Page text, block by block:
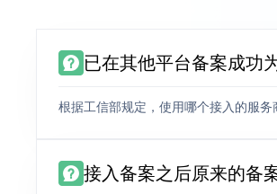
已在其他平台备案成功
根据工信部规定，使用哪个接入的服务
接入备案之后原来的备